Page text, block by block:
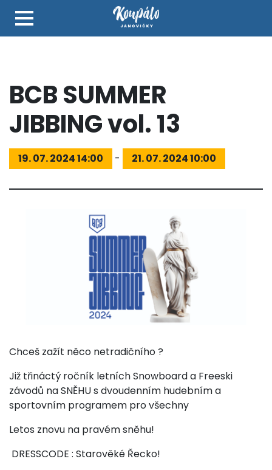
BCB SUMMER
JIBBING vol. 13
19. 07. 2024 14:00 - 21. 07. 2024 10:00
Chceš zažít něco netradičního ?
Již třináctý ročník letních Snowboard a Freeski
závodů na SNĚHU s dvoudenním hudebním a
sportovním programem pro všechny
Letos znovu na pravém sněhu!
DRESSCODE : Starověké Řecko!